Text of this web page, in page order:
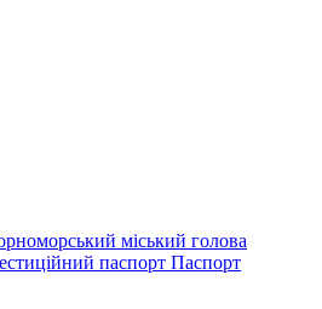
міський голова
паспорт Паспорт